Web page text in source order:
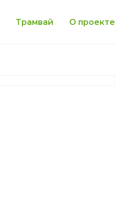
Трамвай О проекте